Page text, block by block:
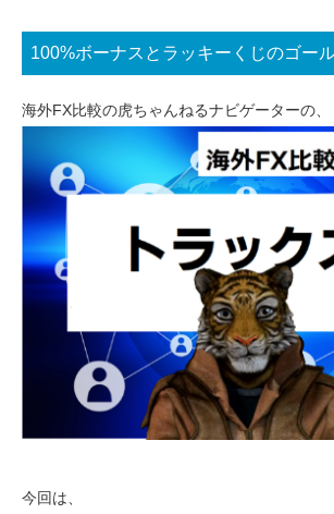
100%ボーナスとラッキーくじのゴー
海外FX比較の虎ちゃんねるナビゲーターの、
今回は、